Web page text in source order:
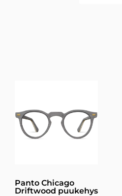
Panto Chicago
Driftwood puukehys